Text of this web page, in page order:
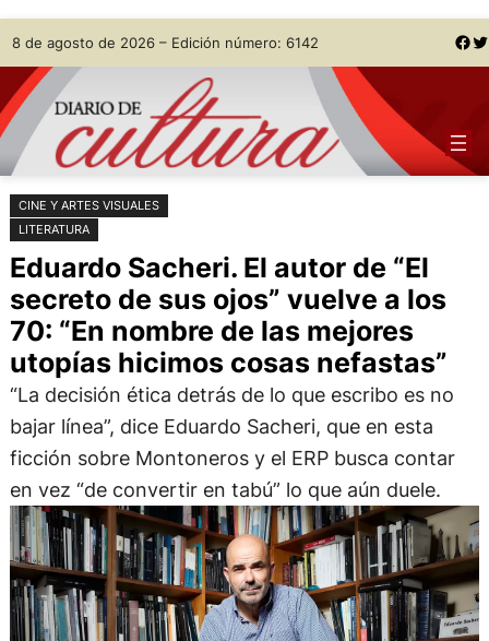
Saltar
al
contenido
Skip
to
content
8 de agosto de 2026 – Edición número: 6142 Facebook Twitter
CINE Y ARTES VISUALES
LITERATURA
Eduardo Sacheri. El autor de “El
secreto de sus ojos” vuelve a los
70: “En nombre de las mejores
utopías hicimos cosas nefastas”
“La decisión ética detrás de lo que escribo es no
bajar línea”, dice Eduardo Sacheri, que en esta
ficción sobre Montoneros y el ERP busca contar
en vez “de convertir en tabú” lo que aún duele.